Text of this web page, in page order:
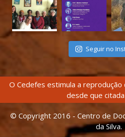
Seguir no
O Cedefes estimula a
desde que
© Copyright 2016 - Centro de
da Silva.